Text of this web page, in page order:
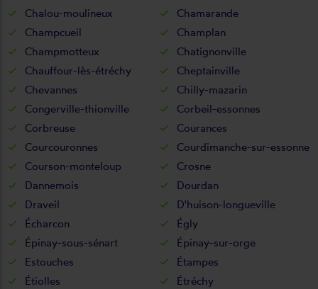
Chalou-moulineux
Chamarande
Champcueil
Champlan
Champmotteux
Chatignonville
Chauffour-lès-étréchy
Cheptainville
Chevannes
Chilly-mazarin
Congerville-thionville
Corbeil-essonnes
Corbreuse
Courances
Courcouronnes
Courdimanche-sur-essonne
Courson-monteloup
Crosne
Dannemois
Dourdan
Draveil
D'huison-longueville
Écharcon
Égly
Épinay-sous-sénart
Épinay-sur-orge
Estouches
Étampes
Étiolles
Étréchy